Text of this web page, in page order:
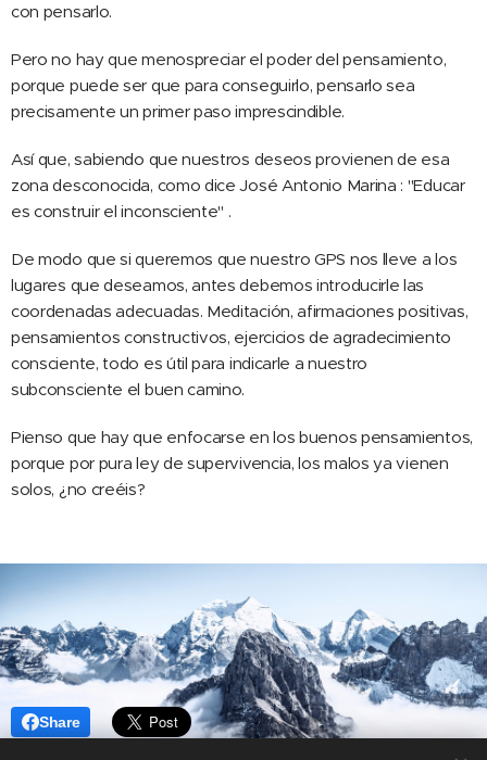
con pensarlo.
Pero no hay que menospreciar el poder del pensamiento,
porque puede ser que para conseguirlo, pensarlo sea
precisamente un primer paso imprescindible.
Así que, sabiendo que nuestros deseos provienen de esa
zona desconocida, como dice José Antonio Marina : "Educar
es construir el inconsciente" .
De modo que si queremos que nuestro GPS nos lleve a los
lugares que deseamos, antes debemos introducirle las
coordenadas adecuadas. Meditación, afirmaciones positivas,
pensamientos constructivos, ejercicios de agradecimiento
consciente, todo es útil para indicarle a nuestro
subconsciente el buen camino.
Pienso que hay que enfocarse en los buenos pensamientos,
porque por pura ley de supervivencia, los malos ya vienen
solos, ¿no creéis?
Share